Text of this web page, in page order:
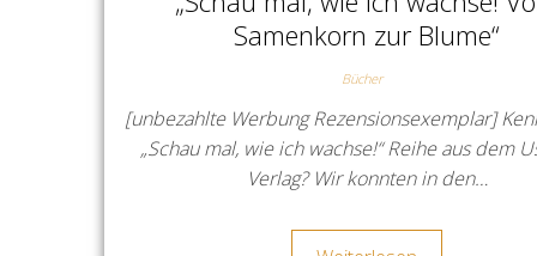
Samenkorn zur Blume“
Bücher
[unbezahlte Werbung Rezensionsexemplar]
„Schau mal, wie ich wachse!“ Reihe aus dem
Verlag? Wir konnten in den…